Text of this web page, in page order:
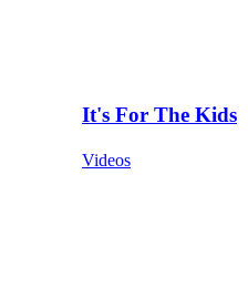
It's For The Kids
Videos